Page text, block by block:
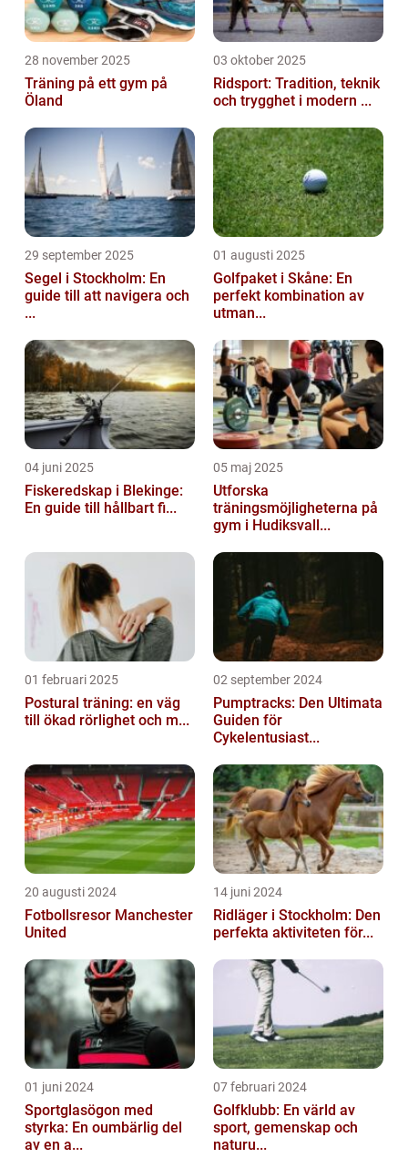
28 november 2025
Träning på ett gym på
Öland
03 oktober 2025
Ridsport: Tradition, teknik
och trygghet i modern ...
29 september 2025
Segel i Stockholm: En
guide till att navigera och
...
01 augusti 2025
Golfpaket i Skåne: En
perfekt kombination av
utman...
04 juni 2025
Fiskeredskap i Blekinge:
En guide till hållbart fi...
05 maj 2025
Utforska
träningsmöjligheterna på
gym i Hudiksvall...
01 februari 2025
Postural träning: en väg
till ökad rörlighet och m...
02 september 2024
Pumptracks: Den Ultimata
Guiden för
Cykelentusiast...
20 augusti 2024
Fotbollsresor Manchester
United
14 juni 2024
Ridläger i Stockholm: Den
perfekta aktiviteten för...
01 juni 2024
Sportglasögon med
styrka: En oumbärlig del
av en a...
07 februari 2024
Golfklubb: En värld av
sport, gemenskap och
naturu...